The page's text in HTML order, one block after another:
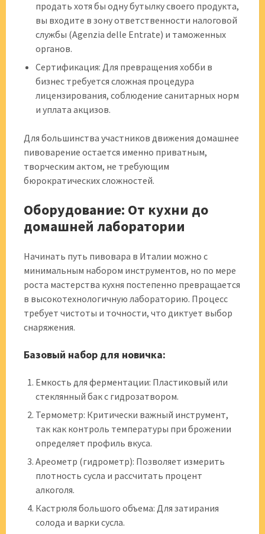
продать хотя бы одну бутылку своего продукта,
вы входите в зону ответственности налоговой
службы (Agenzia delle Entrate) и таможенных
органов.
Сертификация: Для превращения хобби в
бизнес требуется сложная процедура
лицензирования, соблюдение санитарных норм
и уплата акцизов.
Для большинства участников движения домашнее
пивоварение остается именно приватным,
творческим актом, не требующим
бюрократических сложностей.
Оборудование: От кухни до
домашней лаборатории
Начинать путь пивовара в Италии можно с
минимальным набором инструментов, но по мере
роста мастерства кухня постепенно превращается
в высокотехнологичную лабораторию. Процесс
требует чистоты и точности, что диктует выбор
снаряжения.
Базовый набор для новичка:
Емкость для ферментации: Пластиковый или
стеклянный бак с гидрозатвором.
Термометр: Критически важный инструмент,
так как контроль температуры при брожении
определяет профиль вкуса.
Ареометр (гидрометр): Позволяет измерить
плотность сусла и рассчитать процент
алкоголя.
Кастрюля большого объема: Для затирания
солода и варки сусла.